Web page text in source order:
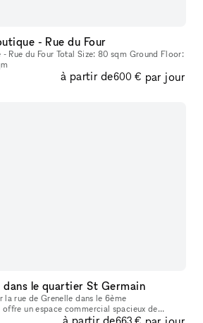
- Rue du Four
80 sqm Ground Floor:
à partir de600 € par jour
le quartier St Germain
rue de Grenelle dans le 6ème
un espace commercial spacieux de
emplacement stratégique, dans l'un des